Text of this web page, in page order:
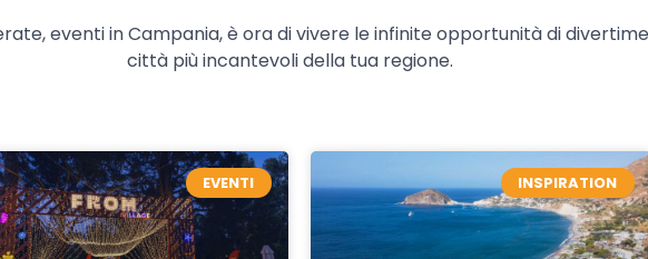
eventi in Campania, è ora di vivere le infinite opportunità di
città più incantevoli della tua regione.
EVENTI INSPIRATION